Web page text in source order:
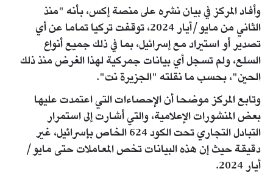
وأفاد المركز في بيان نشره على منصة إكس، بأنه "منذ
الثاني من مايو/أيار 2024، توقفت تركيا تماما عن أي
تصدير أو استيراد مع إسرائيل، بما في ذلك جميع أنواع
السلع، ولم تسجل أي بيانات جمركية لهذا الغرض منذ ذلك
الحين"، بحسب ما نقلته "الجزيرة نت".
وتابع المركز موضحا أن الإحصاءات التي اعتمدت عليها
بعض المنشورات الإعلامية، والتي أشارت إلى استمرار
التبادل التجاري تحت الكود 624 الخاص بإسرائيل، غير
دقيقة حيث إن هذه البيانات تخص المعاملات حتى مايو/
أيار 2024.